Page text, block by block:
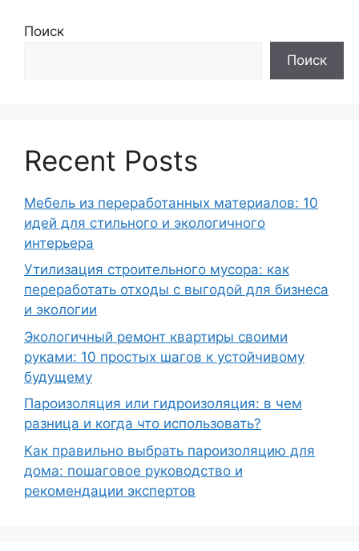
Поиск
Поиск
Recent Posts
Мебель из переработанных материалов: 10
идей для стильного и экологичного
интерьера
Утилизация строительного мусора: как
переработать отходы с выгодой для бизнеса
и экологии
Экологичный ремонт квартиры своими
руками: 10 простых шагов к устойчивому
будущему
Пароизоляция или гидроизоляция: в чем
разница и когда что использовать?
Как правильно выбрать пароизоляцию для
дома: пошаговое руководство и
рекомендации экспертов